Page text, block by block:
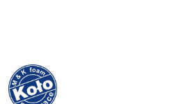
NAZWA
PRODUCENTA:
MKFOAM